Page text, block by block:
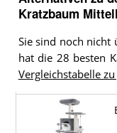
Kratzbaum
Sie sind noch nicht
hat die 28 besten
Vergleichstabelle